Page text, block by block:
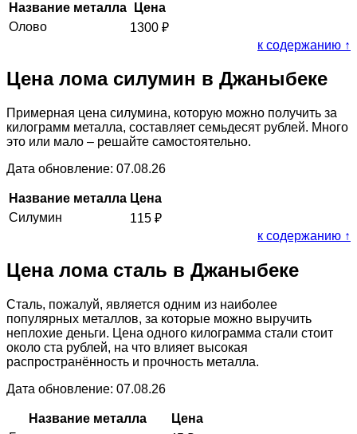
Название металла
Цена
Олово
1300 ₽
к содержанию ↑
Цена лома силумин в Джаныбеке
Примерная цена силумина, которую можно получить за
килограмм металла, составляет семьдесят рублей. Много
это или мало – решайте самостоятельно.
Дата обновление: 07.08.26
Название металла Цена
Силумин
115 ₽
к содержанию ↑
Цена лома сталь в Джаныбеке
Сталь, пожалуй, является одним из наиболее
популярных металлов, за которые можно выручить
неплохие деньги. Цена одного килограмма стали стоит
около ста рублей, на что влияет высокая
распространённость и прочность металла.
Дата обновление: 07.08.26
Название металла
Цена